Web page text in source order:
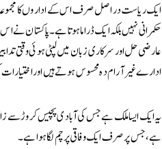
ایک ریاست دراصل صرف اس کے اداروں کا مجموعہ ہوتی
حکمرانی نہیں بلکہ ایک ڈراما ہوتا ہے۔ پاکستان
عارضی حل اور سرکاری زبان میں لپٹی ہوئی وقتی
ادارے غیر آرام دہ محسوس ہوتے ہیں اور اختیارات
یہ ایک ایسا ملک ہے جس کی آبادی پچیس کروڑ سے
ہے، جس پر صرف ایک وفاقی پرچم لگا ہوا ہے۔